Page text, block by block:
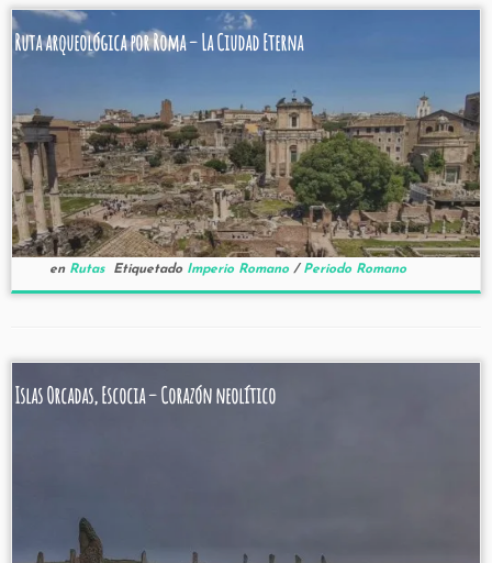
Ruta arqueológica por Roma – La Ciudad Eterna
en Rutas Etiquetado Imperio Romano / Periodo Romano
Islas Orcadas, Escocia – Corazón neolítico